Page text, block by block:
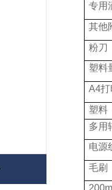
专用
其他
粉刀
塑料
A4
塑料
多用
电源
毛刷